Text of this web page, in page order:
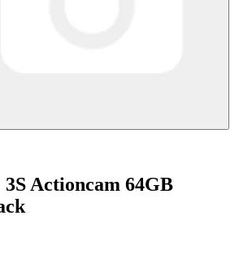
Actioncam 64GB